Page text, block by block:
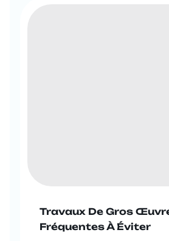
Travaux De Gros
Fréquentes À Éviter